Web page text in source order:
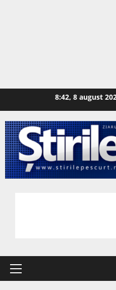
8:42, 8 august
Primary